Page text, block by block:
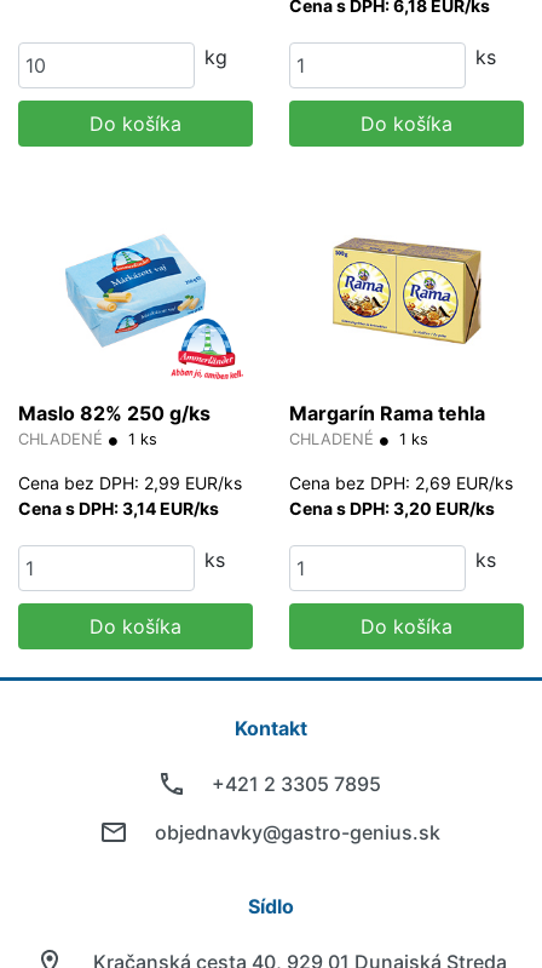
kg
Do košíka
Cena s DPH: 6,18 EUR/ks
ks
Do košíka
Maslo 82% 250 g/ks
CHLADENÉ 1 ks
Cena bez DPH: 2,99 EUR/ks
Cena s DPH: 3,14 EUR/ks
ks
Do košíka
Margarín Rama tehla
CHLADENÉ 1 ks
Cena bez DPH: 2,69 EUR/ks
Cena s DPH: 3,20 EUR/ks
ks
Do košíka
Kontakt
+421 2 3305 7895
objednavky@gastro-genius.sk
Sídlo
Kračanská cesta 40, 929 01 Dunajská Streda